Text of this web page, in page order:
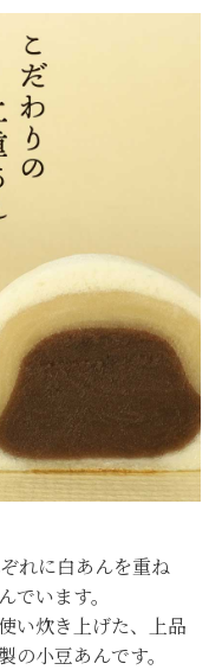
れに白あんを重ね
います。
い炊き上げた、上品
小豆あんです。